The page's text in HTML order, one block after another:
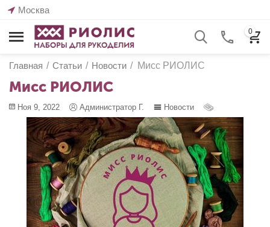
Москва
0
Главная / Статьи / Новости / Мисс РИОЛИС
Мисс РИОЛИС
Ноя 9, 2022 Администратор Г. Новости